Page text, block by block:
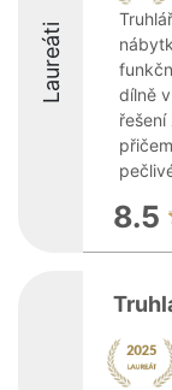
Laureáti
dílně
řešení
8.5